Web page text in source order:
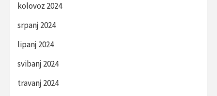
kolovoz 2024
srpanj 2024
lipanj 2024
svibanj 2024
travanj 2024